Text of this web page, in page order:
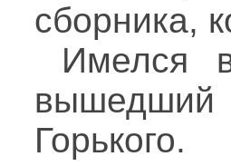
сборника,
Имелся
Горького.